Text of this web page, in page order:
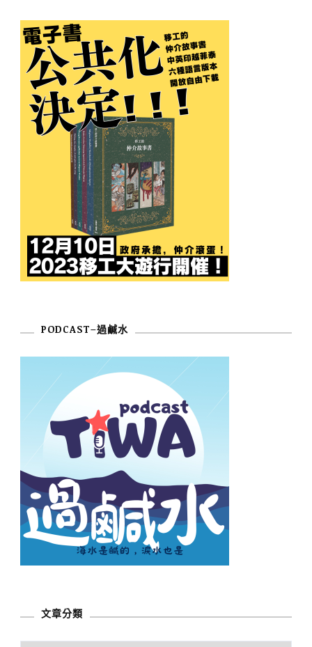
PODCAST–過鹹水
文章分類